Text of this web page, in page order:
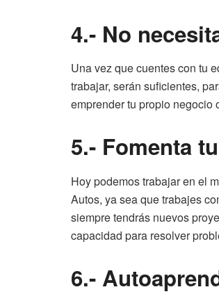
4.- No
Una vez que cuentes con tu
trabajar, serán suficientes,
emprender tu propio negocio
5.- Fomenta
Hoy podemos trabajar en el
Autos, ya sea que trabajes
siempre tendrás nuevos
capacidad para resolver
6.-